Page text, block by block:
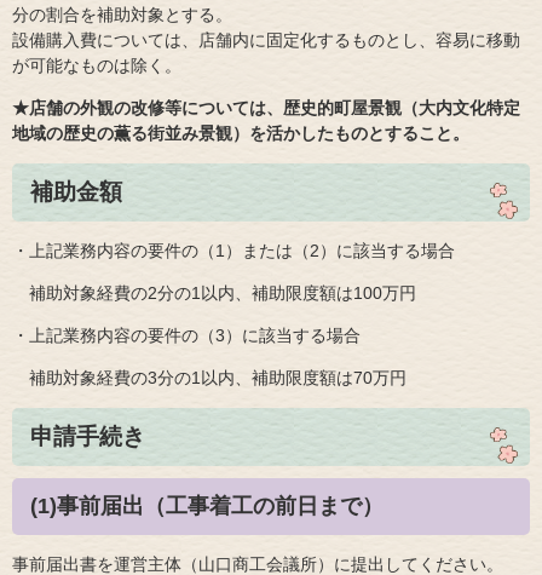
分の割合を補助対象とする。
設備購入費については、店舗内に固定化するものとし、容易に移動
が可能なものは除く。​
★店舗の外観の改修等については、歴史的町屋景観（大内文化特定
地域の歴史の薫る街並み景観）を活かしたものとすること。
補助金額
・上記業務内容の要件の（1）または（2）に該当する場合
補助対象経費の2分の1以内、補助限度額は100万円
・上記業務内容の要件の（3）に該当する場合
補助対象経費の3分の1以内、補助限度額は70万円
申請手続き
(1)事前届出（工事着工の前日まで）
事前届出書を運営主体（山口商工会議所）に提出してください。